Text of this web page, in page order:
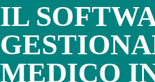
IL
MEDICO